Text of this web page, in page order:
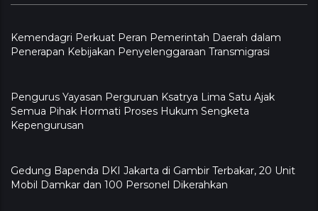
Kemendagri Perkuat Peran Pemerintah Daerah dalam
Penerapan Kebijakan Penyelenggaraan Transmigrasi
Pengurus Yayasan Perguruan Ksatrya Lima Satu Ajak
Semua Pihak Hormati Proses Hukum Sengketa
Kepengurusan
Gedung Bapenda DKI Jakarta di Gambir Terbakar, 20 Unit
Mobil Damkar dan 100 Personel Dikerahkan